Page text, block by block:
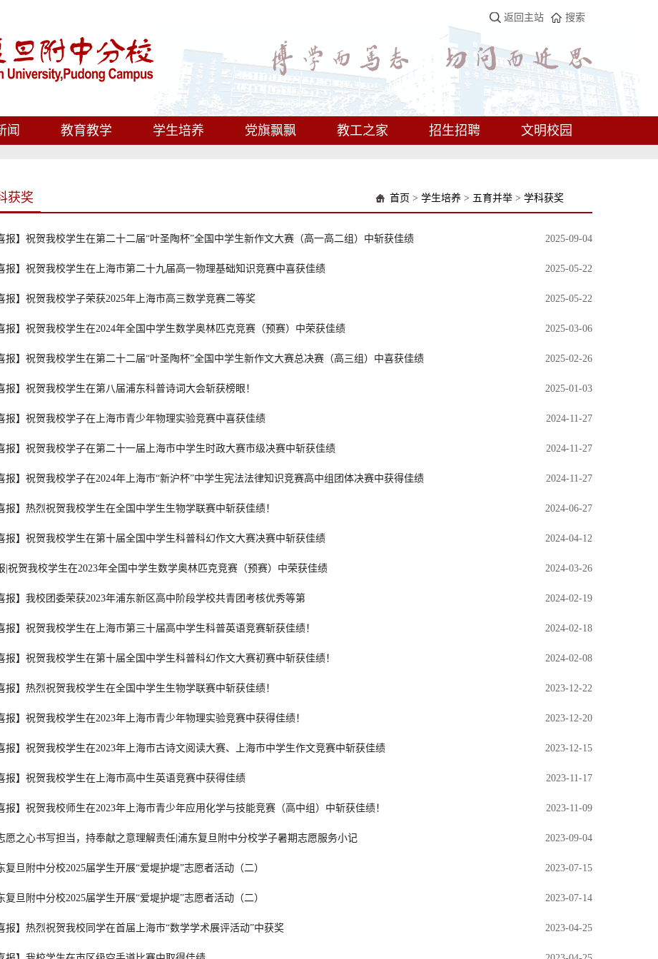
返回主站 搜索
闻 教育教学 学生培养 党旗飘飘 教工之家 招生招聘 文明校园
获奖 首页 > 学生培养 > 五育并举 > 学科获奖
报】祝贺我校学生在第二十二届“叶圣陶杯”全国中学生新作文大赛（高一高二组）中斩获佳绩 2025-09-04
报】祝贺我校学生在上海市第二十九届高一物理基础知识竞赛中喜获佳绩 2025-05-22
报】祝贺我校学子荣获2025年上海市高三数学竞赛二等奖 2025-05-22
报】祝贺我校学生在2024年全国中学生数学奥林匹克竞赛（预赛）中荣获佳绩 2025-03-06
报】祝贺我校学生在第二十二届“叶圣陶杯”全国中学生新作文大赛总决赛（高三组）中喜获佳绩 2025-02-26
报】祝贺我校学生在第八届浦东科普诗词大会斩获榜眼！ 2025-01-03
报】祝贺我校学子在上海市青少年物理实验竞赛中喜获佳绩 2024-11-27
报】祝贺我校学子在第二十一届上海市中学生时政大赛市级决赛中斩获佳绩 2024-11-27
报】祝贺我校学子在2024年上海市“新沪杯”中学生宪法法律知识竞赛高中组团体决赛中获得佳绩 2024-11-27
报】热烈祝贺我校学生在全国中学生生物学联赛中斩获佳绩！ 2024-06-27
报】祝贺我校学生在第十届全国中学生科普科幻作文大赛决赛中斩获佳绩 2024-04-12
|祝贺我校学生在2023年全国中学生数学奥林匹克竞赛（预赛）中荣获佳绩 2024-03-26
报】我校团委荣获2023年浦东新区高中阶段学校共青团考核优秀等第 2024-02-19
报】祝贺我校学生在上海市第三十届高中学生科普英语竞赛斩获佳绩！ 2024-02-18
报】祝贺我校学生在第十届全国中学生科普科幻作文大赛初赛中斩获佳绩！ 2024-02-08
报】热烈祝贺我校学生在全国中学生生物学联赛中斩获佳绩！ 2023-12-22
报】祝贺我校学生在2023年上海市青少年物理实验竞赛中获得佳绩！ 2023-12-20
报】祝贺我校学生在2023年上海市古诗文阅读大赛、上海市中学生作文竞赛中斩获佳绩 2023-12-15
报】祝贺我校学生在上海市高中生英语竞赛中获得佳绩 2023-11-17
报】祝贺我校师生在2023年上海市青少年应用化学与技能竞赛（高中组）中斩获佳绩！ 2023-11-09
愿之心书写担当，持奉献之意理解责任|浦东复旦附中分校学子暑期志愿服务小记 2023-09-04
复旦附中分校2025届学生开展“爱堤护堤”志愿者活动（二） 2023-07-15
复旦附中分校2025届学生开展“爱堤护堤”志愿者活动（二） 2023-07-14
报】热烈祝贺我校同学在首届上海市“数学学术展评活动”中获奖 2023-04-25